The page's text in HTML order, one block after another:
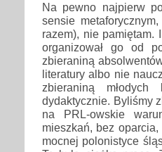
Na pewno najpierw
sensie
razem), nie pamiętam.
organizował go od
zbieraniną
literatury albo nie
zbieraniną
dydaktycznie. Byliśmy
na PRL-owskie
mieszkań, bez
mocnej polonistyce